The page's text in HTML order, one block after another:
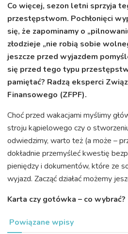
Co więcej, sezon letni sprzyja
przestępstwom. Pochłonięci
się, że zapominamy o
złodzieje „nie robią sobie
jeszcze przed wyjazdem
się przed tego typu
pamiętać? Radzą eksperci
Finansowego (ZFPF).
Choć przed wakacjami myślimy
stroju kąpielowego czy o
odwiedzimy, warto też (a może –
dokładnie przemyśleć kwestię
pieniędzy i dokumentów, które ze
wyjazd. Zacząć działać możemy
Karta czy gotówka – co wybrać?
Powiązane wpisy